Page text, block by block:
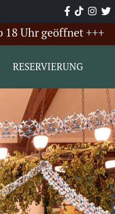
geöffnet +++ +++
RESERVIERUNG